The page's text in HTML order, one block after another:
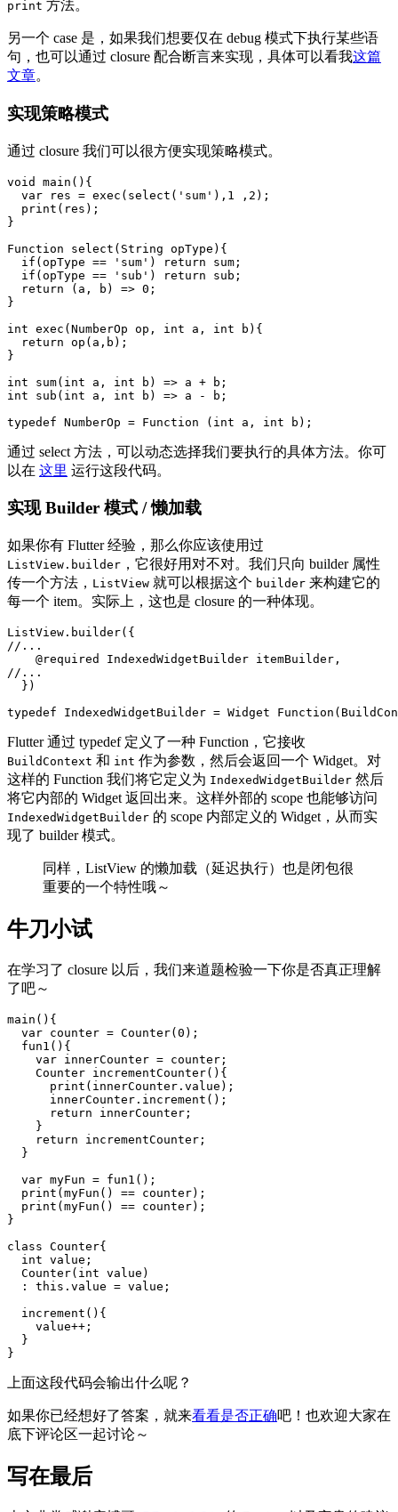
print 方法。
另一个 case 是，如果我们想要仅在 debug 模式下执行某些语
句，也可以通过 closure 配合断言来实现，具体可以看我这篇
文章。
实现策略模式
通过 closure 我们可以很方便实现策略模式。
void main(){
  var res = exec(select('sum'),1 ,2);
  print(res);
}
Function select(String opType){
  if(opType == 'sum') return sum;
  if(opType == 'sub') return sub;
  return (a, b) => 0;
}
int exec(NumberOp op, int a, int b){
  return op(a,b);
}
int sum(int a, int b) => a + b;
int sub(int a, int b) => a - b;
typedef NumberOp = Function (int a, int b);
通过 select 方法，可以动态选择我们要执行的具体方法。你可
以在 这里 运行这段代码。
实现 Builder 模式 / 懒加载
如果你有 Flutter 经验，那么你应该使用过
ListView.builder ，它很好用对不对。我们只向 builder 属性
传一个方法， ListView 就可以根据这个 builder 来构建它的
每一个 item。实际上，这也是 closure 的一种体现。
ListView.builder({
//...
    @required IndexedWidgetBuilder itemBuilder,
//...
  })
typedef IndexedWidgetBuilder = Widget
Flutter 通过 typedef 定义了一种 Function，它接收
BuildContext 和 int 作为参数，然后会返回一个 Widget。对
这样的 Function 我们将它定义为 IndexedWidgetBuilder 然后
将它内部的 Widget 返回出来。这样外部的 scope 也能够访问
IndexedWidgetBuilder 的 scope 内部定义的 Widget，从而实
现了 builder 模式。
同样，ListView 的懒加载（延迟执行）也是闭包很
重要的一个特性哦～
牛刀小试
在学习了 closure 以后，我们来道题检验一下你是否真正理解
了吧～
main(){
  var counter = Counter(0);
  fun1(){
    var innerCounter = counter;
    Counter incrementCounter(){
      print(innerCounter.value);
      innerCounter.increment();
      return innerCounter;
    }
    return incrementCounter;
  }
  var myFun = fun1();
  print(myFun() == counter);
  print(myFun() == counter);
}
class Counter{
  int value;
  Counter(int value)
  : this.value = value;
  increment(){
    value++;
  }
}
上面这段代码会输出什么呢？
如果你已经想好了答案，就来看看是否正确吧！也欢迎大家在
底下评论区一起讨论～
写在最后